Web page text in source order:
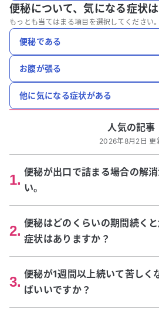
便秘について、気になる症状
もっとも当てはまる項目を選択してください。
便秘である
お腹が張る
他に気になる症状がある
人気の記事
2026年8月2日 更
1. 便秘が出口で詰まる場合の解
い。
2. 便秘はどのくらいの期間続く
症状はありますか？
3. 便秘が1週間以上続いて苦しく
ばいいですか？